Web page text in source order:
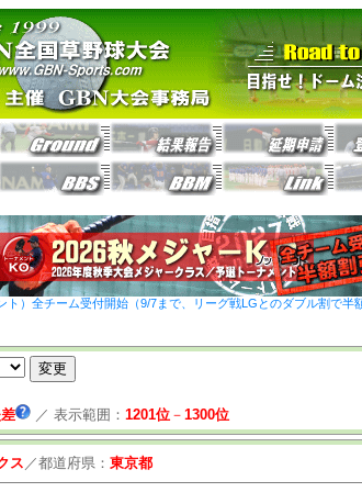
ト）全チーム受付開始（9/7まで、リーグ戦LGとのダブル割で半
／ 表示範囲： 1201位－ 1300位
ス ／都道府県： 東京都